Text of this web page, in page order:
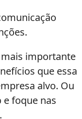
importante
que essa
alvo. Ou
e foque nas